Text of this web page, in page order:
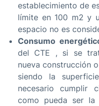
establecimiento de
límite en 100 m2 y
espacio no es
Consumo
del CTE , si se
nueva construcción
siendo la
necesario cumplir
como pueda ser